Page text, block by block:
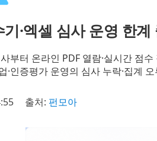
·엑셀 심사 운영 한
부터 온라인 PDF 열람·실시간 점
·인증평가 운영의 심사 누락·집계
출처: 펀모아